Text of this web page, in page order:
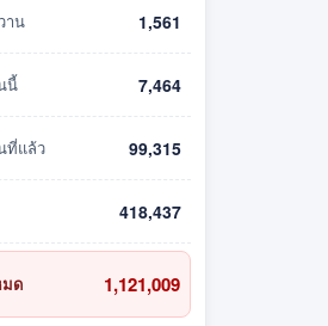
าน 1,561
นี้ 7,464
ที่แล้ว 99,315
418,437
ด 1,121,009